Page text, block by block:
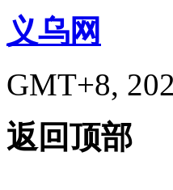
义乌网
GMT+8,
返回顶部